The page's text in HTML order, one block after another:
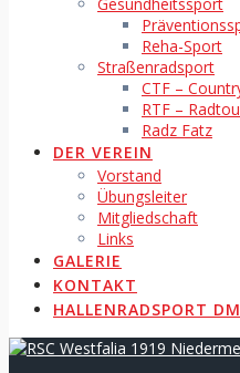
Reha-Sport
Straßenradsport
CTF –
RTF –
Radz Fatz
DER VEREIN
Vorstand
Übungsleiter
Mitgliedschaft
Links
GALERIE
KONTAKT
HALLENRADSPORT